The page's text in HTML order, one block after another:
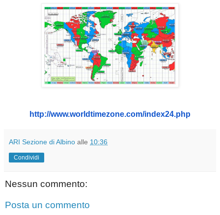
http://www.worldtimezone.com/index24.php
ARI Sezione di Albino alle 10:36
Condividi
Nessun commento:
Posta un commento